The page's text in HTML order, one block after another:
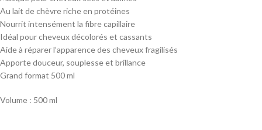
Au lait de chèvre riche en protéines
Nourrit intensément la fibre capillaire
Idéal pour cheveux décolorés et cassants
Aide à réparer l’apparence des cheveux fragilisés
Apporte douceur, souplesse et brillance
Grand format 500 ml
Volume : 500 ml